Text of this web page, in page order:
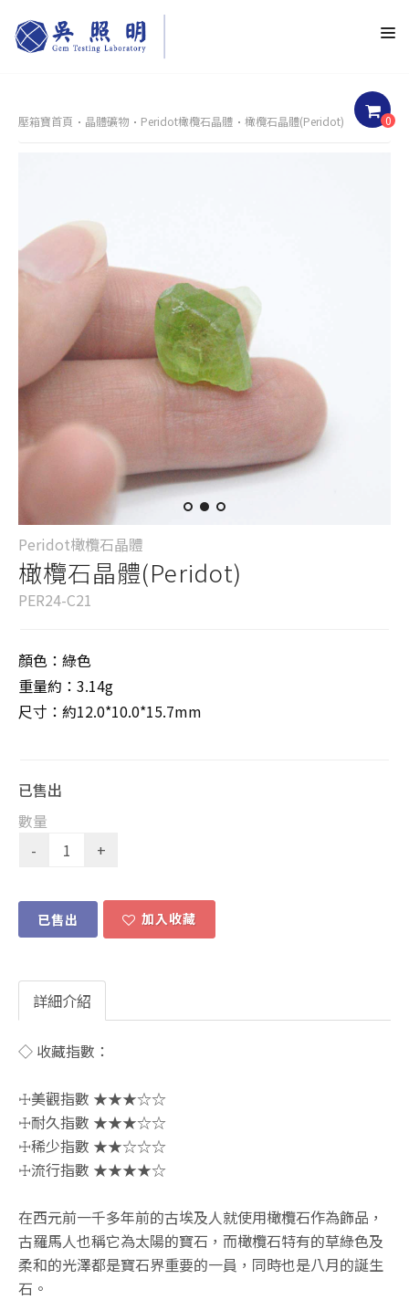
0
壓箱寶首頁 晶體礦物 Peridot橄欖石晶體 橄欖石晶體(Peridot)
Peridot橄欖石晶體
橄欖石晶體(Peridot)
PER24-C21
顏色：綠色
重量約：3.14g
尺寸：約12.0*10.0*15.7mm
已售出
數量
已售出 加入收藏
詳細介紹
◇ 收藏指數：
☩美觀指數 ★★★☆☆
☩耐久指數 ★★★☆☆
☩稀少指數 ★★☆☆☆
☩流行指數 ★★★★☆
在西元前一千多年前的古埃及人就使用橄欖石作為飾品，
古羅馬人也稱它為太陽的寶石，而橄欖石特有的草綠色及
柔和的光澤都是寶石界重要的一員，同時也是八月的誕生
石。